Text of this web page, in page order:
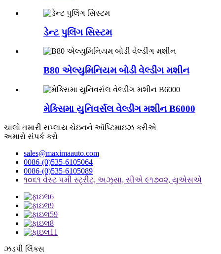
ડેન્ટ પુલિંગ સિસ્ટમ
B80 એલ્યુમિનિયમ બોડી વેલ્ડીંગ મશીન
મેક્સિમા યુનિવર્સલ વેલ્ડીંગ મશીન B6000
ચાલો તમારી સપ્લાય ચેઇનને ઑપ્ટિમાઇઝ કરીએ
અમારો સંપર્ક કરો
sales@maximaauto.com
0086-(0)535-6105064
0086-(0)535-6105089
૧૦૬૧ વેસ્ટ ૫મી સ્ટ્રીટ, અઝુસા, સીએ ૯૧૭૦૨, યુએસએ
ઝડપી લિંક્સ